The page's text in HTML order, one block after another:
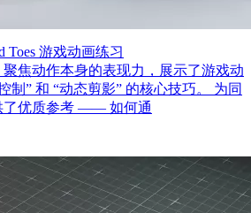
Toes 游戏动画练习
焦动作本身的表现力，展示了游戏动
制” 和 “动态剪影” 的核心技巧。 为同
了优质参考 —— 如何通